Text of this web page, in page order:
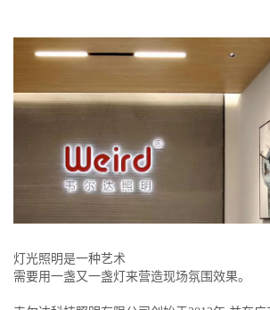
灯光照明是一种艺术
需要用一盏又一盏灯来营造现场氛围效果。